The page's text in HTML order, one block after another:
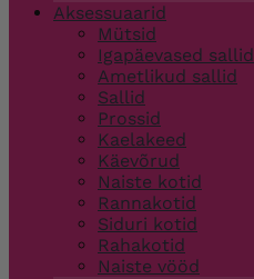
Aksessuaarid
Mütsid
Igapäevased sallid
Ametlikud sallid
Sallid
Prossid
Kaelakeed
Käevõrud
Naiste kotid
Rannakotid
Siduri kotid
Rahakotid
Naiste vööd